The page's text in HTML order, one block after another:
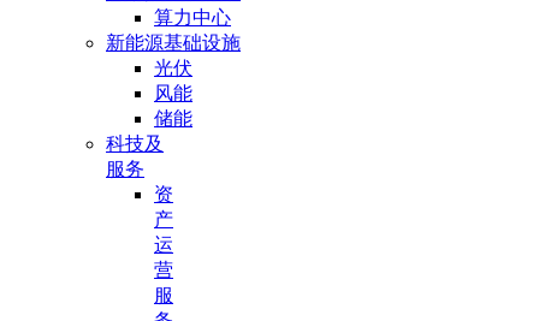
算力中心
新能源基础设施
光伏
风能
储能
科技及
服务
资
产
运
营
服